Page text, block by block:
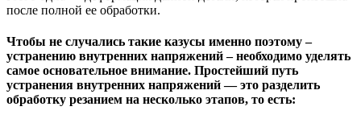
после полной ее обработки.
Чтобы не случались такие казусы именно поэтому –
устранению внутренних напряжений – необходимо уделять
самое основательное внимание. Простейший путь
устранения внутренних напряжений — это разделить
обработку резанием на несколько этапов, то есть: